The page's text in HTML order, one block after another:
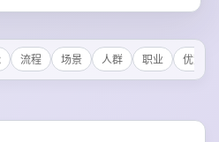
流程 场景 人群 职业 优势